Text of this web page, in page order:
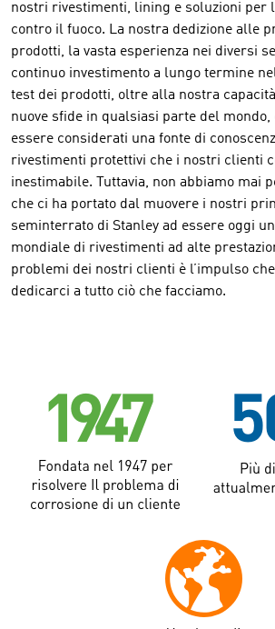
nostri rivestimenti, lining e soluzioni per
contro il fuoco. La nostra dedizione alle
prodotti, la vasta esperienza nei diversi
continuo investimento a lungo termine
test dei prodotti, oltre alla nostra
nuove sfide in qualsiasi parte del mondo,
essere considerati una fonte di
rivestimenti protettivi che i nostri clienti
inestimabile. Tuttavia, non abbiamo mai
che ci ha portato dal muovere i nostri
seminterrato di Stanley ad essere oggi
mondiale di rivestimenti ad alte
problemi dei nostri clienti è l’impulso
dedicarci a tutto ciò che facciamo.